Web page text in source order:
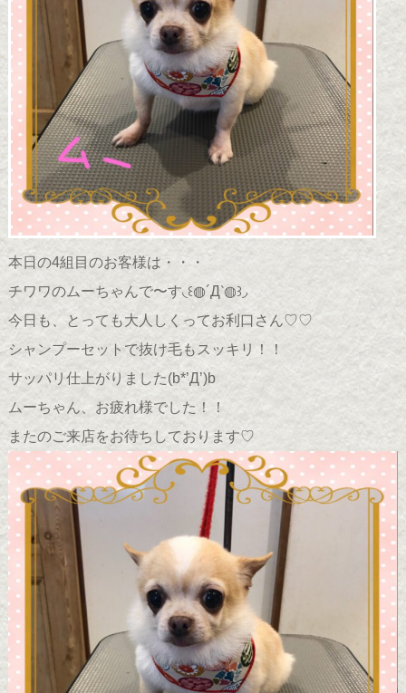
本日の4組目のお客様は・・・
チワワのムーちゃんで〜す◟꒰◍´Д‵◍꒱◞
今日も、とっても大人しくってお利口さん♡♡
シャンプーセットで抜け毛もスッキリ！！
サッパリ仕上がりました(b*’Д’)b
ムーちゃん、お疲れ様でした！！
またのご来店をお待ちしております♡